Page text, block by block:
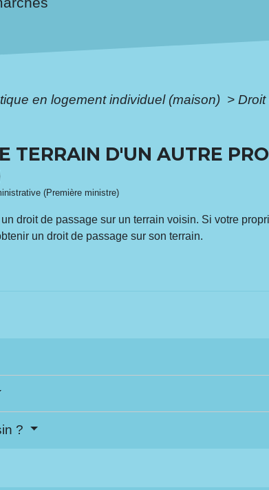
en logement individuel (maison) >
TERRAIN D'UN AUTRE
(Première ministre)
un droit de passage sur un terrain voisin. Si votre
un droit de passage sur son terrain.
?